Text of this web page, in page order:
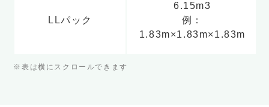
LLパック
6.15m3
例：
1.83m×1.83m×1.83m
※表は横にスクロールできます